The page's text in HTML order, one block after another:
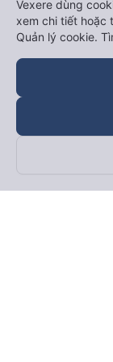
Theo dõi
Vexere dùng
xem chi tiết hoặc
Quản lý cookie.